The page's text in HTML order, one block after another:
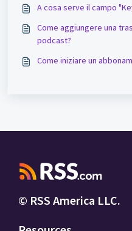
A cosa serve il campo
Come aggiungere una
podcast?
Come iniziare un
© RSS America LLC.